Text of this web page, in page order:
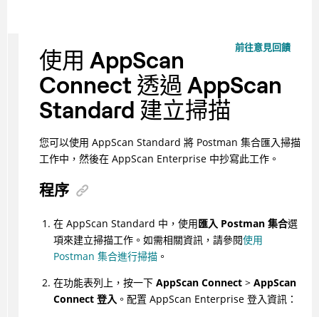
前往意見回饋
使用 AppScan
Connect 透過 AppScan
Standard 建立掃描
您可以使用 AppScan Standard 將 Postman 集合匯入掃描
工作中，然後在 AppScan Enterprise 中抄寫此工作。
程序
在 AppScan Standard 中，使用匯入 Postman 集合選
項來建立掃描工作。如需相關資訊，請參閱使用
Postman 集合進行掃描。
在功能表列上，按一下 AppScan Connect> AppScan
Connect 登入。配置 AppScan Enterprise 登入資訊：